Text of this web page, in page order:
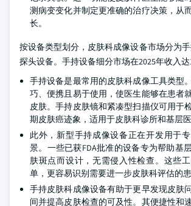
测病变变化并制定更准确的治疗决策，从
长。
按设备类型划分，皮肤科成像设备市场分为
探头设备。手持设备细分市场在2025年收入达
手持设备是最常用的皮肤科成像工具类型
巧、便携且易于使用，使医生能够在患者
皮肤。手持皮肤镜和紧凑型扫描仪可用于
期皮肤癌迹象，适用于皮肤科诊所和基层医
此外，新型手持成像设备正在开发用于
景。一些已获FDA批准的设备专为帮助基
肤斑点而设计，无需侵入性检查。这些
单，更容易识别需要进一步皮肤科评估的患
手持皮肤科成像设备有助于更早发现皮肤
间并提高皮肤检查的可及性。其便捷性和